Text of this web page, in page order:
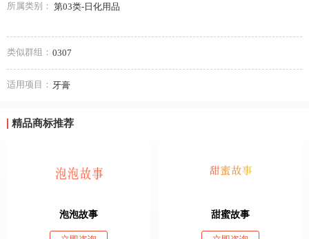
所属类别： 第03类-日化用品
类似群组： 0307
适用项目： 牙膏
精品商标推荐
泡泡故事 甜蜜故事